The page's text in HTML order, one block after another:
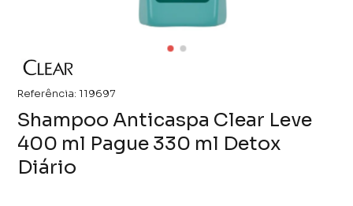
Referência: 119697
Shampoo Anticaspa Clear Leve
400 ml Pague 330 ml Detox
Diário